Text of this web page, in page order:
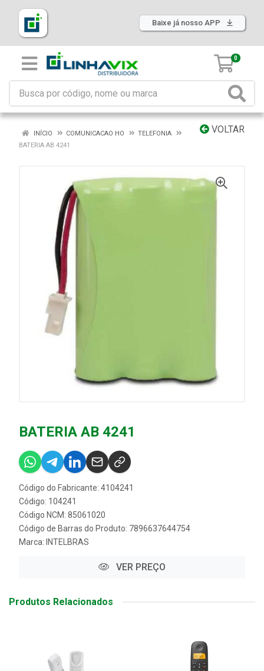
Baixe já nosso APP
0
VOLTAR
INÍCIO COMUNICACAO HO
TELEFONIA
BATERIA AB 4241
BATERIA AB 4241
Código do Fabricante: 4104241
Código: 104241
Código NCM: 85061020
Código de Barras do Produto: 7896637644754
Marca: INTELBRAS
VER PREÇO
Produtos Relacionados